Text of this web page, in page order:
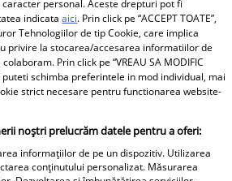
Culturii din Franța.
dezvăluiri despre relația
personal. Aceste drepturi pot fi
indicataaici. Prin click pe “ACCEPT TOATE”,
Tehnologiilor de tip Cookie, care implica
privire la stocarea/accesarea informatiilor de
Prin click pe “VREAU SA MODIFIC
puteti schimba preferintele in mod individual, mai
strict necesare pentru functionarea website-
noștri prelucrăm datele pentru a oferi:
informațiilor de pe un dispozitiv. Utilizarea
conținutului personalizat. Măsurarea